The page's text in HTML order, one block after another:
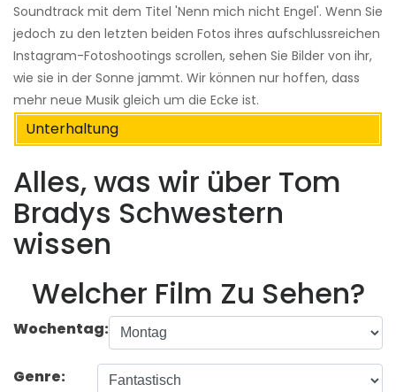
Soundtrack mit dem Titel 'Nenn mich nicht Engel'. Wenn Sie
jedoch zu den letzten beiden Fotos ihres aufschlussreichen
Instagram-Fotoshootings scrollen, sehen Sie Bilder von ihr,
wie sie in der Sonne jammt. Wir können nur hoffen, dass
mehr neue Musik gleich um die Ecke ist.
Unterhaltung
Alles, was wir über Tom
Bradys Schwestern
wissen
Welcher Film Zu Sehen?
Wochentag:
Genre: